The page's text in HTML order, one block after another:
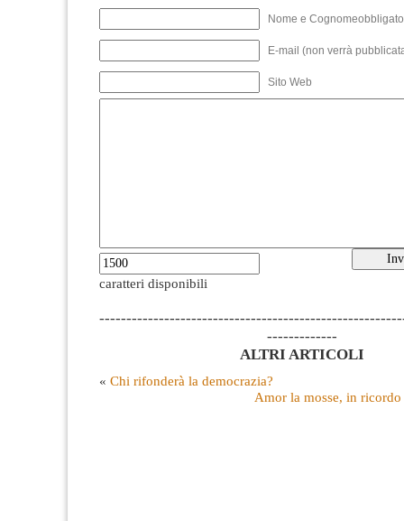
Nome e
E-mail (non verrà
Sito Web
caratteri disponibili
-------------
ALTRI ARTICOLI
« Chi rifonderà la democrazia?
Amor la mosse, in